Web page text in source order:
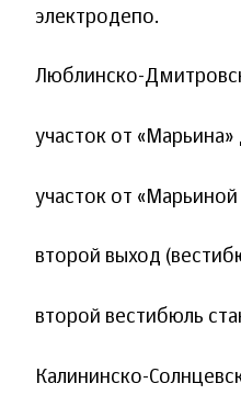
электродепо.
Люблинско-
участок от «Марьина»
участок от
второй выход
второй вестибюль
Калининско-